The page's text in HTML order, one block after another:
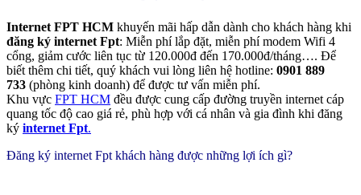
Internet FPT HCM khuyến mãi hấp dẫn dành cho khách hàng khi
đăng ký internet Fpt: Miễn phí lắp đặt, miễn phí modem Wifi 4
cổng, giảm cước liên tục từ 120.000đ đến 170.000đ/tháng…. Để
biết thêm chi tiết, quý khách vui lòng liên hệ hotline: 0901 889
733 (phòng kinh doanh) để được tư vấn miễn phí.
Khu vực FPT HCM đều được cung cấp đường truyền internet cáp
quang tốc độ cao giá rẻ, phù hợp với cá nhân và gia đình khi đăng
ký internet Fpt.
Đăng ký internet Fpt khách hàng được những lợi ích gì?